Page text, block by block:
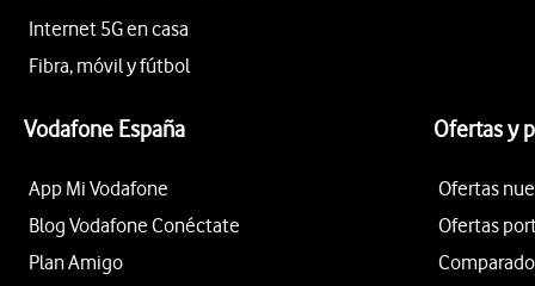
Internet 5G en casa
Fibra, móvil y fútbol
Vodafone España
App Mi Vodafone
Blog Vodafone Conéctate
Plan Amigo
Ofertas y
Ofertas
Ofertas